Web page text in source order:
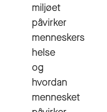
miljøet
påvirker
menneskers
helse
og
hvordan
mennesket